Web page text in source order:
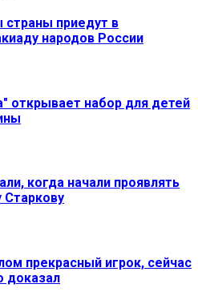
приедут в
народов России
открывает набор для детей
когда начали проявлять
прекрасный игрок, сейчас
доказал